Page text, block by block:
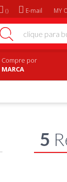
E-mail MY
Compre por
MARCA
5